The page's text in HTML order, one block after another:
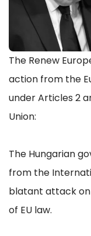
The Renew
action from the
under Articles 2
Union:
The Hungarian
from the
blatant attack
of EU law.